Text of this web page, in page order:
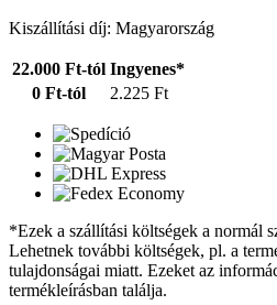
Kiszállítási díj: Magyarország
22.000 Ft-tól Ingyenes*
0 Ft-tól
2.225 Ft
*Ezek a szállítási költségek a normál
Lehetnek további költségek, pl. a
tulajdonságai miatt. Ezeket az
termékleírásban találja.